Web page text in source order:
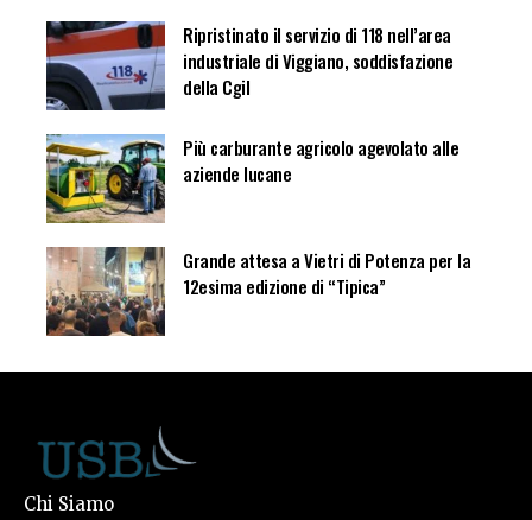
Ripristinato il servizio di 118 nell’area
industriale di Viggiano, soddisfazione
della Cgil
Più carburante agricolo agevolato alle
aziende lucane
Grande attesa a Vietri di Potenza per la
12esima edizione di “Tipica”
Chi Siamo